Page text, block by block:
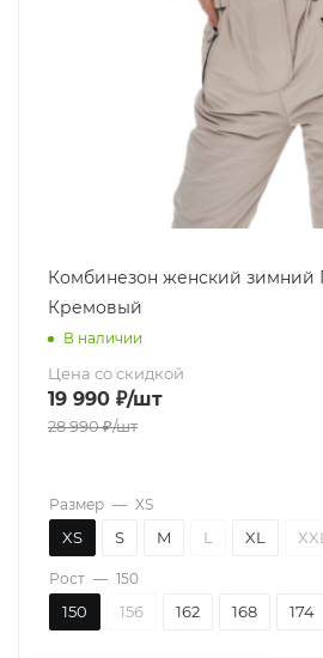
Комбинезон женский зимний
Кремовый
В наличии
Цена со скидкой
19 990 ₽/шт
28 990₽/шт
Размер — XS
XS S M L XL
Рост — 150
150 156 162 168 174